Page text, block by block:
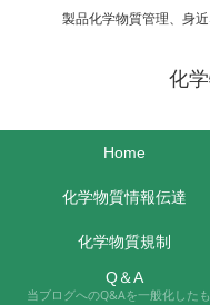
製品化学物質管理、身
化
Home
化学物質情報伝達
化学物質規制
Q＆A
当ブログへのQ&Aを一般化した